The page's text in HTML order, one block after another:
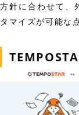
方針に合わせて、
タマイズが可能な